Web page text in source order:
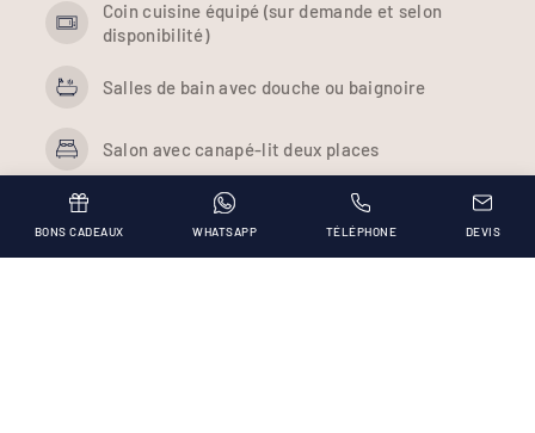
BONS CADEAUX TÉLÉPHONE DEVIS
WHATSAPP
Coin cuisine équipé (sur demande et selon
disponibilité)
Salles de bain avec douche ou baignoire
Salon avec canapé-lit deux places
Chambre avec lit double